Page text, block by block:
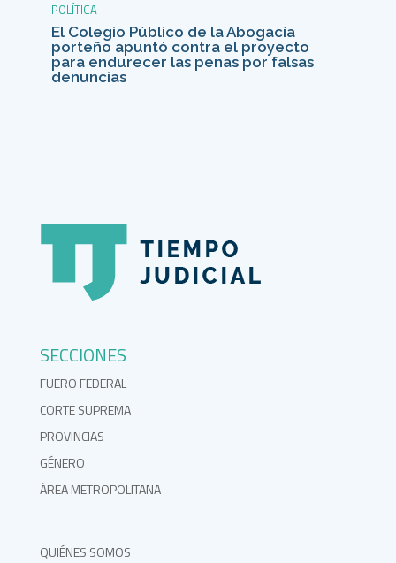
POLÍTICA
El Colegio Público de la Abogacía
porteño apuntó contra el proyecto
para endurecer las penas por falsas
denuncias
SECCIONES
FUERO FEDERAL
CORTE SUPREMA
PROVINCIAS
GÉNERO
ÁREA METROPOLITANA
QUIÉNES SOMOS